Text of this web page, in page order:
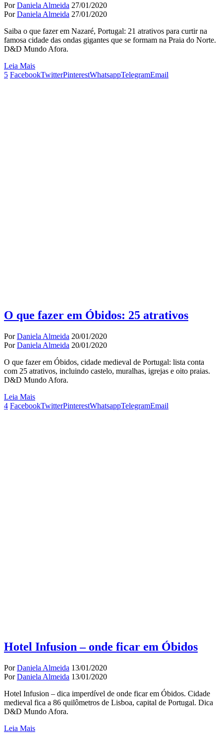
PorDaniela Almeida 27/01/2020
PorDaniela Almeida 27/01/2020
Saiba o que fazer em Nazaré, Portugal: 21 atrativos para curtir na
famosa cidade das ondas gigantes que se formam na Praia do Norte.
D&D Mundo Afora.
Leia Mais
5 FacebookTwitterPinterestWhatsappTelegramEmail
O que fazer em Óbidos: 25 atrativos
PorDaniela Almeida 20/01/2020
PorDaniela Almeida 20/01/2020
O que fazer em Óbidos, cidade medieval de Portugal: lista conta
com 25 atrativos, incluindo castelo, muralhas, igrejas e oito praias.
D&D Mundo Afora.
Leia Mais
4 FacebookTwitterPinterestWhatsappTelegramEmail
Hotel Infusion – onde ficar em Óbidos
PorDaniela Almeida 13/01/2020
PorDaniela Almeida 13/01/2020
Hotel Infusion – dica imperdível de onde ficar em Óbidos. Cidade
medieval fica a 86 quilômetros de Lisboa, capital de Portugal. Dica
D&D Mundo Afora.
Leia Mais